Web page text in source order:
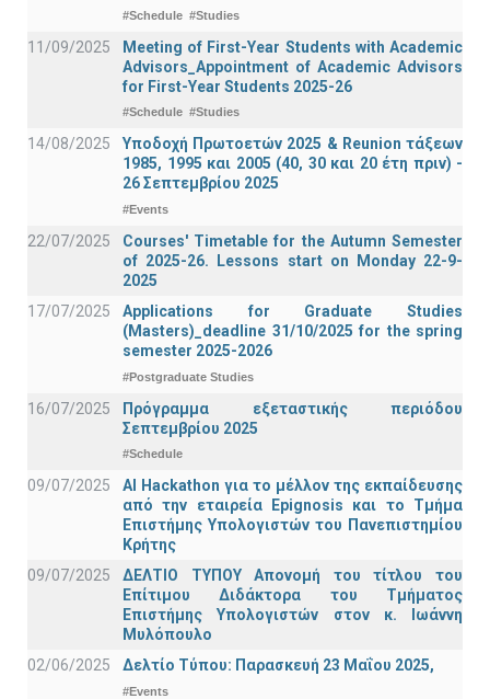
#Schedule #Studies
11/09/2025
Meeting of First-Year Students with Academic
Advisors_Appointment of Academic Advisors
for First-Year Students 2025-26
#Schedule #Studies
14/08/2025
Υποδοχή Πρωτοετών 2025 & Reunion τάξεων
1985, 1995 και 2005 (40, 30 και 20 έτη πριν) -
26 Σεπτεμβρίου 2025
#Events
22/07/2025
Courses' Timetable for the Autumn Semester
of 2025-26. Lessons start on Monday 22-9-
2025
17/07/2025
Applications for Graduate Studies
(Masters)_deadline 31/10/2025 for the spring
semester 2025-2026
#Postgraduate Studies
16/07/2025
Πρόγραμμα εξεταστικής περιόδου
Σεπτεμβρίου 2025
#Schedule
09/07/2025
AI Hackathon για το μέλλον της εκπαίδευσης
από την εταιρεία Epignosis και το Τμήμα
Επιστήμης Υπολογιστών του Πανεπιστημίου
Κρήτης
09/07/2025
ΔΕΛΤΙΟ ΤΥΠΟΥ Απονομή του τίτλου του
Επίτιμου Διδάκτορα του Τμήματος
Επιστήμης Υπολογιστών στον κ. Ιωάννη
Μυλόπουλο
02/06/2025
Δελτίο Τύπου: Παρασκευή 23 Μαΐου 2025,
#Events